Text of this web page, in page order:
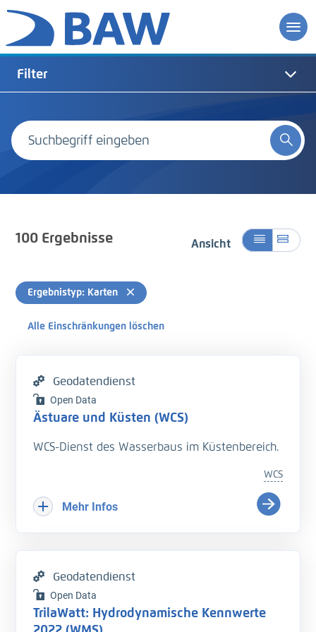
Filter
100Ergebnisse Ansicht
Ergebnistyp: Karten
Alle Einschränkungen löschen
Geodatendienst
Open Data
Ästuare und Küsten (WCS)
WCS-Dienst des Wasserbaus im Küstenbereich.
WCS
Mehr Infos
Geodatendienst
Open Data
TrilaWatt: Hydrodynamische Kennwerte